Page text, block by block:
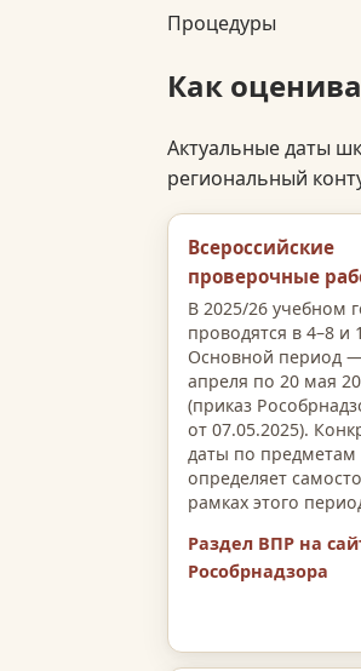
Процедуры
Как
Актуальные даты
региональный
Всероссийские
проверочные
В 2025/26 учебном
проводятся в 4–8 и
Основной период
апреля по 20 мая
(приказ
от 07.05.2025).
даты по предметам
определяет
рамках этого
Раздел ВПР на
Рособрнадзора